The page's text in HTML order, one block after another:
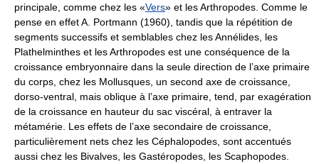
principale, comme chez les «Vers» et les Arthropodes. Comme le
pense en effet A. Portmann (1960), tandis que la répétition de
segments successifs et semblables chez les Annélides, les
Plathelminthes et les Arthropodes est une conséquence de la
croissance embryonnaire dans la seule direction de l’axe primaire
du corps, chez les Mollusques, un second axe de croissance,
dorso-ventral, mais oblique à l’axe primaire, tend, par exagération
de la croissance en hauteur du sac viscéral, à entraver la
métamérie. Les effets de l’axe secondaire de croissance,
particulièrement nets chez les Céphalopodes, sont accentués
aussi chez les Bivalves, les Gastéropodes, les Scaphopodes.